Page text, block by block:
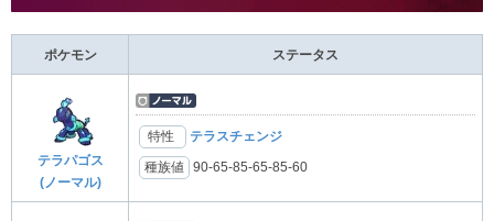
ポケモン ステータス
テラパゴス
(ノーマル)
特性 テラスチェンジ
種族値 90-65-85-65-85-60